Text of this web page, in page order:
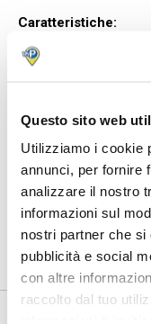
Questo sito web
Utilizziamo i cookie
annunci, per fornire
analizzare il nostro
informazioni sul
nostri partner che si
pubblicità e social
con altre
raccolto dal tuo
Caratteristiche:
videosorveglianza 24h
garantisce la massima
Servizio Car Valet:
Il Garage Ponte dei Mille
direttamente presso i
A tal proposito, SI PREGA
Posizione:
Utilizza la mappa per
parcheggio. Dopo la
indirizzo e numeri